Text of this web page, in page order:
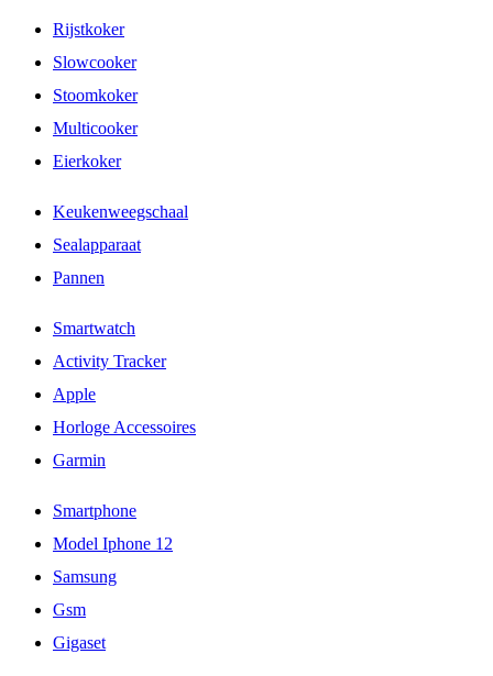
Rijstkoker
Slowcooker
Stoomkoker
Multicooker
Eierkoker
Keukenweegschaal
Sealapparaat
Pannen
Smartwatch
Activity Tracker
Apple
Horloge Accessoires
Garmin
Smartphone
Model Iphone 12
Samsung
Gsm
Gigaset